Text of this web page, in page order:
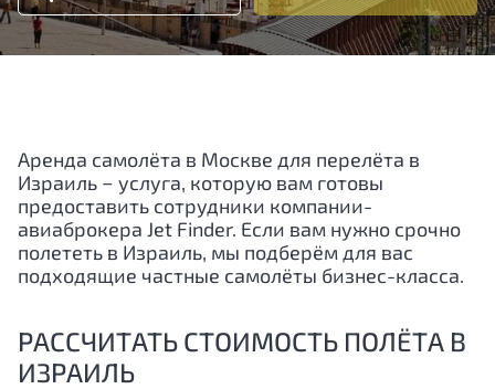
Аренда самолёта в Москве для перелёта в
Израиль − услуга, которую вам готовы
предоставить сотрудники компании-
авиаброкера Jet Finder. Если вам нужно срочно
полететь в Израиль, мы подберём для вас
подходящие частные самолёты бизнес-класса.
РАССЧИТАТЬ СТОИМОСТЬ ПОЛЁТА В
ИЗРАИЛЬ